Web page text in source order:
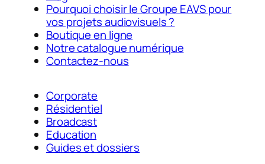
Pourquoi choisir le Groupe EAVS pour
vos projets audiovisuels ?
Boutique en ligne
Notre catalogue numérique
Contactez-nous
Corporate
Résidentiel
Broadcast
Education
Guides et dossiers